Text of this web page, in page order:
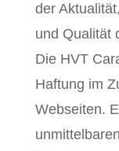
der
und Qualität
Die HVT
Haftung im
Webseiten.